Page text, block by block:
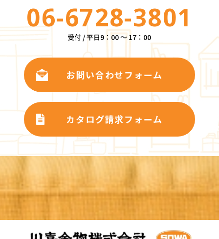
06-6728-3801
受付 / 平日9：00 ～ 17：00
お問い合わせフォーム
カタログ請求フォーム